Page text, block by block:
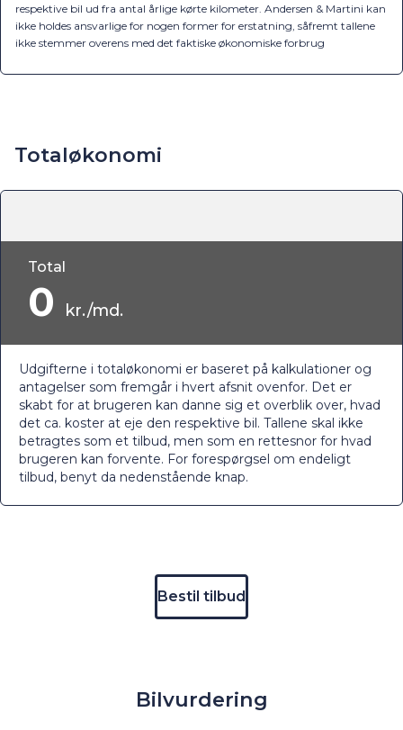
respektive bil ud fra antal årlige kørte kilometer. Andersen & Martini kan
ikke holdes ansvarlige for nogen former for erstatning, såfremt tallene
ikke stemmer overens med det faktiske økonomiske forbrug
Totaløkonomi
Udgifterne i totaløkonomi er baseret på kalkulationer og
antagelser som fremgår i hvert afsnit ovenfor. Det er
skabt for at brugeren kan danne sig et overblik over, hvad
det ca. koster at eje den respektive bil. Tallene skal ikke
betragtes som et tilbud, men som en rettesnor for hvad
brugeren kan forvente. For forespørgsel om endeligt
tilbud, benyt da nedenstående knap.
Total
0 kr./md.
Bestil tilbud
Bilvurdering